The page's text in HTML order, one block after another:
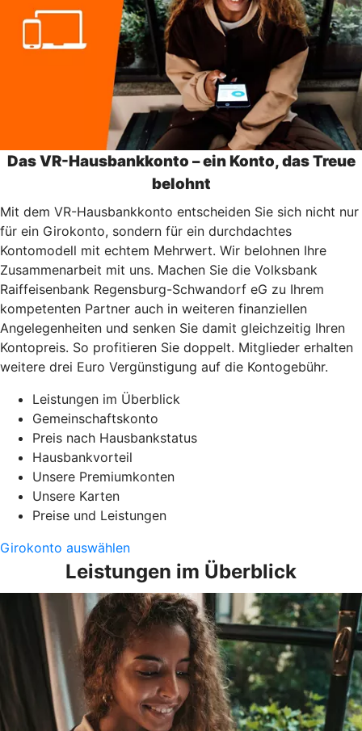
Das VR-Hausbankkonto – ein Konto, das Treue
belohnt
Mit dem VR-Hausbankkonto entscheiden Sie sich nicht nur
für ein Girokonto, sondern für ein durchdachtes
Kontomodell mit echtem Mehrwert. Wir belohnen Ihre
Zusammenarbeit mit uns. Machen Sie die Volksbank
Raiffeisenbank Regensburg-Schwandorf eG zu Ihrem
kompetenten Partner auch in weiteren finanziellen
Angelegenheiten und senken Sie damit gleichzeitig Ihren
Kontopreis. So profitieren Sie doppelt. Mitglieder erhalten
weitere drei Euro Vergünstigung auf die Kontogebühr.
Leistungen im Überblick
Gemeinschaftskonto
Preis nach Hausbankstatus
Hausbankvorteil
Unsere Premiumkonten
Unsere Karten
Preise und Leistungen
Girokonto auswählen
Leistungen im Überblick